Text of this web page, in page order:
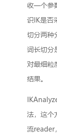
收一个
识IK是否
切分两种
词长切分
对最细粒
结果。
法，这个
流reader